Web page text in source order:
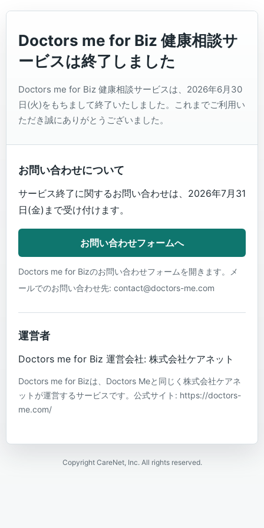
Doctors me for Biz 健康相談サ
ービスは終了しました
Doctors me for Biz 健康相談サービスは、2026年6月30
日(火)をもちまして終了いたしました。これまでご利用い
ただき誠にありがとうございました。
お問い合わせについて
サービス終了に関するお問い合わせは、2026年7月31
日(金)まで受け付けます。
お問い合わせフォームへ
Doctors me for Bizのお問い合わせフォームを開きます。メ
ールでのお問い合わせ先: contact@doctors-me.com
運営者
Doctors me for Biz 運営会社: 株式会社ケアネット
Doctors me for Bizは、Doctors Meと同じく株式会社ケアネ
ットが運営するサービスです。公式サイト: https://doctors-
me.com/
Copyright CareNet, Inc. All rights reserved.